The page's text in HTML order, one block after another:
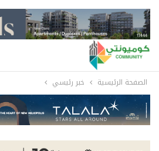
الصفحة الرئيسية خبر رئيسي